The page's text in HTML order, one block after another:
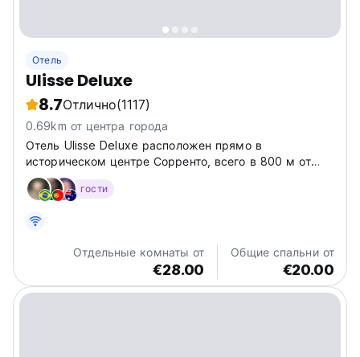
Отель
Ulisse Deluxe
8.7Отлично(1117)
0.69km от центра города
Отель Ulisse Deluxe расположен прямо в
историческом центре Сорренто, всего в 800 м от
главной площади Сорренто, Пьяцца Тассо, и в 300 м
от пристани для яхт.
гости
Отдельные комнаты от
€28.00
Общие спальни от
€20.00